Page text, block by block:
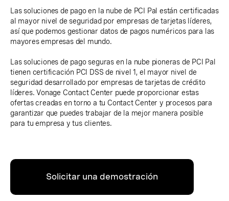
Las soluciones de pago en la nube de PCI Pal están certificadas
al mayor nivel de seguridad por empresas de tarjetas líderes,
así que podemos gestionar datos de pagos numéricos para las
mayores empresas del mundo.
Las soluciones de pago seguras en la nube pioneras de PCI Pal
tienen certificación PCI DSS de nivel 1, el mayor nivel de
seguridad desarrollado por empresas de tarjetas de crédito
líderes. Vonage Contact Center puede proporcionar estas
ofertas creadas en torno a tu Contact Center y procesos para
garantizar que puedes trabajar de la mejor manera posible
para tu empresa y tus clientes.
Solicitar una demostración